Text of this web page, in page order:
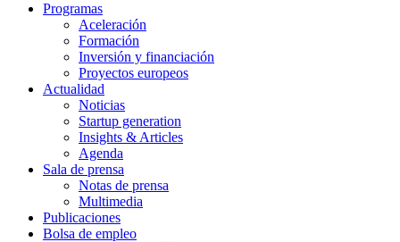
Programas
Aceleración
Formación
Inversión y financiación
Proyectos europeos
Actualidad
Noticias
Startup generation
Insights & Articles
Agenda
Sala de prensa
Notas de prensa
Multimedia
Publicaciones
Bolsa de empleo